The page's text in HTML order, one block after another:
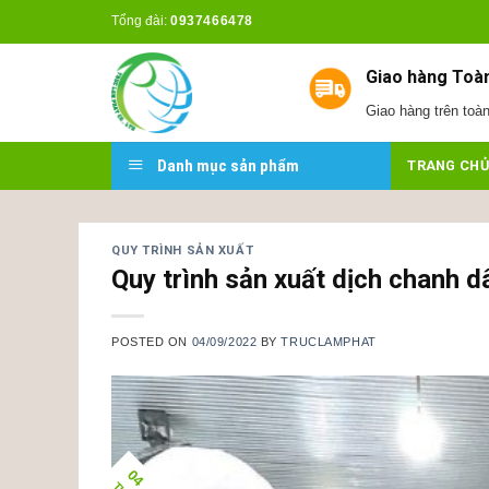
to
Tổng đài: 0937466478
Giao hàng
Giao hàng trên
Danh mục sản phẩm TRANG CHỦ
QUY TRÌNH SẢN XUẤT
Quy trình sản xuất dịch chanh
POSTED ON 04/09/2022 BYTRUCLAMPHAT
04